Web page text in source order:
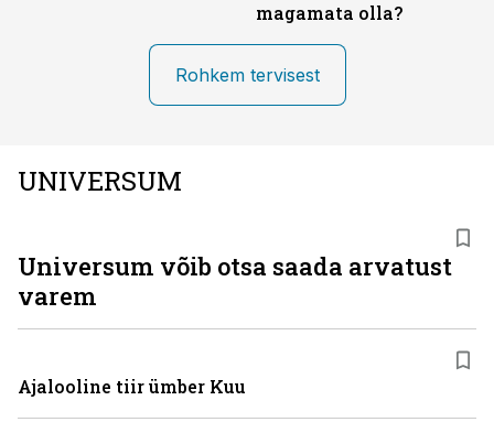
magamata olla?
Rohkem tervisest
UNIVERSUM
Universum võib otsa saada arvatust
varem
Ajalooline tiir ümber Kuu